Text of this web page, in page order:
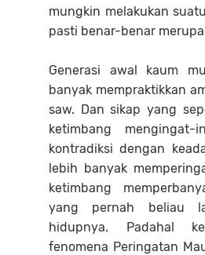
mungkin melakukan
pasti benar-benar
Generasi awal kaum
banyak mempraktikkan
saw. Dan sikap yang
ketimbang mengingat-
kontradiksi dengan
lebih banyak
ketimbang
yang pernah beliau
hidupnya. Padahal
fenomena Peringatan